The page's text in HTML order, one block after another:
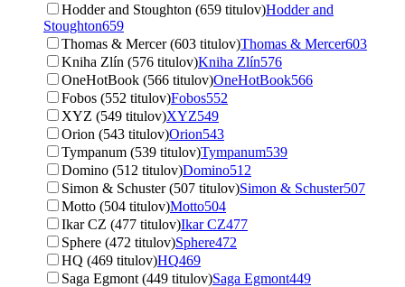
Hodder and Stoughton (659 titulov)Hodder and
Stoughton659
Thomas & Mercer (603 titulov)Thomas & Mercer603
Kniha Zlín (576 titulov)Kniha Zlín576
OneHotBook (566 titulov)OneHotBook566
Fobos (552 titulov)Fobos552
XYZ (549 titulov)XYZ549
Orion (543 titulov)Orion543
Tympanum (539 titulov)Tympanum539
Domino (512 titulov)Domino512
Simon & Schuster (507 titulov)Simon & Schuster507
Motto (504 titulov)Motto504
Ikar CZ (477 titulov)Ikar CZ477
Sphere (472 titulov)Sphere472
HQ (469 titulov)HQ469
Saga Egmont (449 titulov)Saga Egmont449